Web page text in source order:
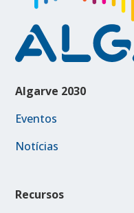
Algarve 2030
Eventos
Notícias
Recursos